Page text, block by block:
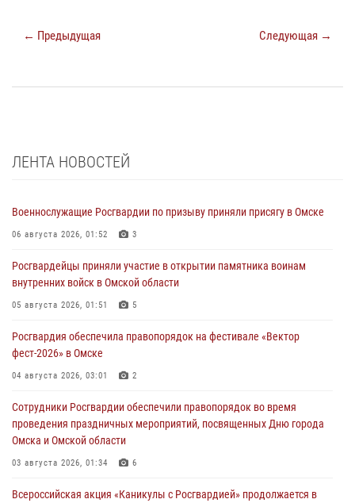
← Предыдущая Следующая →
ЛЕНТА НОВОСТЕЙ
Военнослужащие Росгвардии по призыву приняли присягу в Омске
06 августа 2026, 01:52 3
Росгвардейцы приняли участие в открытии памятника воинам
внутренних войск в Омской области
05 августа 2026, 01:51 5
Росгвардия обеспечила правопорядок на фестивале «Вектор
фест-2026» в Омске
04 августа 2026, 03:01 2
Сотрудники Росгвардии обеспечили правопорядок во время
проведения праздничных мероприятий, посвященных Дню города
Омска и Омской области
03 августа 2026, 01:34 6
Всероссийская акция «Каникулы с Росгвардией» продолжается в